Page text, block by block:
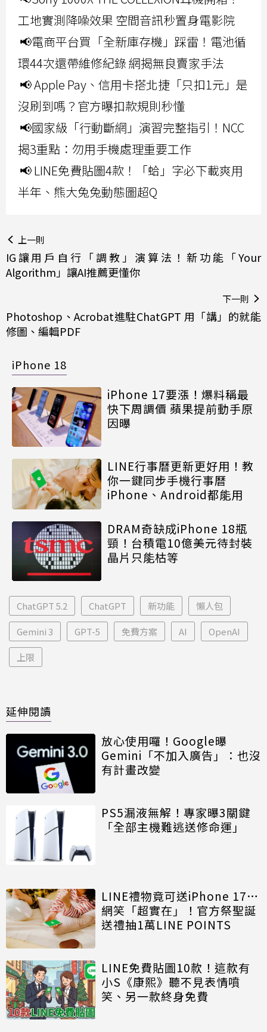
工地實測降噪效果 空間音訊秒置身電影院
📢電商平台買「全新庫存機」踩雷！電池循
環44次還帶維修紀錄 網揭無良賣家手法
📢 Apple Pay、信用卡搭北捷「只扣1元」是
沒刷到嗎？官方曝扣款規則秒懂
📢國家級「行動斷網」演習完整指引！NCC
揭3重點：勿用手機處理重要工作
📢 LINE免費貼圖4款！「蛤」字必下載爽用
半年、熊大兔兔動態圖超Q
上一則
IG讓用戶自行「調教」演算法！新功能「Your
Algorithm」讓AI推薦更懂你
下一則
Photoshop、Acrobat進駐ChatGPT 用「講」的就能
修圖、編輯PDF
iPhone 18
iPhone 17要漲！爆料稱最
快下周調價 蘋果提前動手原
因曝
LINE行事曆更新更好用！教
你一鍵同步手機行事曆
iPhone、Android都能用
DRAM奇缺成iPhone 18瓶
頸！台積電10億美元待封裝
晶片只能枯等
ChatGPT 5.2 ChatGPT 新功能 懶人包
Gemini 3 GPT-5 免費方案 AI OpenAI
上限
延伸閱讀
放心使用囉！Google曝
Gemini「不加入廣告」：也沒
有計畫改變
PS5漏液無解！專家曝3關鍵
「全部主機難逃送修命運」
LINE禮物竟可送iPhone 17…
網笑「超實在」！官方祭聖誕
送禮抽1萬LINE POINTS
LINE免費貼圖10款！這款有
小S《康熙》聽不見表情噴
笑、另一款終身免費